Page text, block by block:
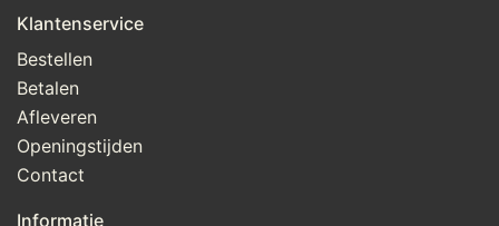
Klantenservice
Bestellen
Betalen
Afleveren
Openingstijden
Contact
Informatie